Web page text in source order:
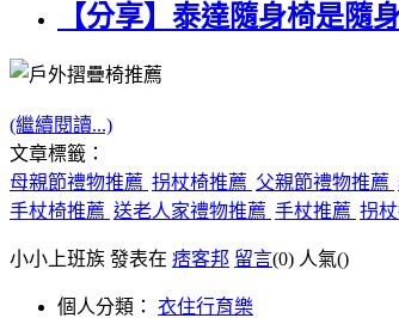
【分享】泰達隨身椅是隨
(繼續閱讀...)
文章標籤：
母親節禮物推薦 拐杖椅推薦 父親節禮物推薦
手杖椅推薦 送老人家禮物推薦 手杖推薦 拐
小小上班族 發表在 痞客邦 留言(0) 人氣()
個人分類： 衣住行育樂